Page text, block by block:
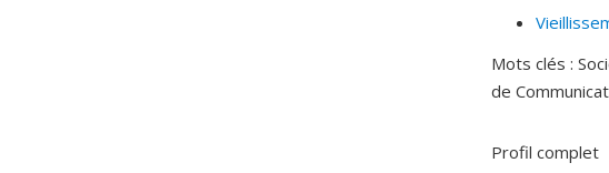
Mots clés :
de
Profil complet